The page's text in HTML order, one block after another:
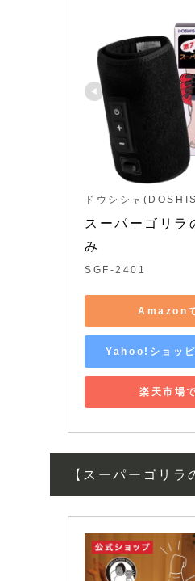
ドウシシャ
スーパーゴリラ
み
SGF-2401
Amazon
Yahoo!ショッ
楽天市場
【スーパーゴリラ